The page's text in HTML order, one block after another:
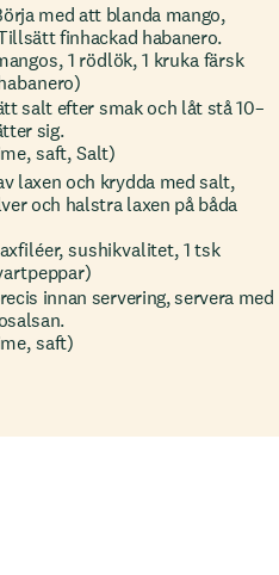
med att blanda mango,
finhackad habanero.
1 rödlök, 1 kruka färsk
salt efter smak och låt stå 10–
sig.
saft, Salt)
laxen och krydda med salt,
och halstra laxen på båda
sushikvalitet, 1 tsk
innan servering, servera med
saft)